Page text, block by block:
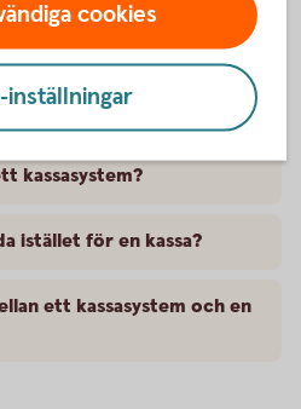
och villkor
kassasystem?
istället för en kassa?
ett kassasystem och en
cookies
inställningar